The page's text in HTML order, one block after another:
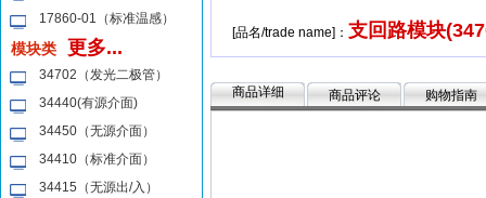
17860-01（标准温感）
模块类 更多...
34702（发光二极管）
34440(有源介面)
34450（无源介面）
34410（标准介面）
34415（无源出/入）
[品名/trade name]： 支回路模块
商品详细 商品评论 购物指南